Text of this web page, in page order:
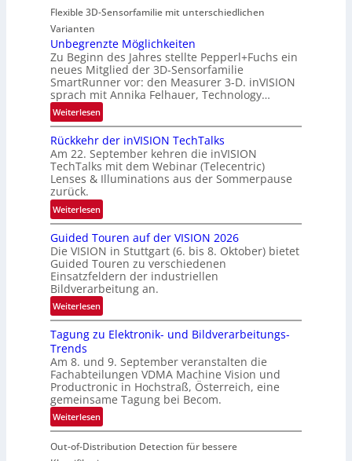
u
n
d
e
s
‘
Flexible 3D-Sensorfamilie mit unterschiedlichen
Varianten
Unbegrenzte Möglichkeiten
Zu Beginn des Jahres stellte Pepperl+Fuchs ein
neues Mitglied der 3D-Sensorfamilie
SmartRunner vor: den Measurer 3-D. inVISION
sprach mit Annika Felhauer, Technology…
Weiterlesen:
U
n
b
e
g
r
e
z
t
e
M
ö
g
l
c
h
k
e
i
Rückkehr der inVISION TechTalks
Am 22. September kehren die inVISION
TechTalks mit dem Webinar (Telecentric)
Lenses & Illuminations aus der Sommerpause
zurück.
Weiterlesen:
R
ü
c
k
k
e
h
d
e
r
i
n
V
I
S
Guided Touren auf der VISION 2026
Die VISION in Stuttgart (6. bis 8. Oktober) bietet
Guided Touren zu verschiedenen
Einsatzfeldern der industriellen
Bildverarbeitung an.
Weiterlesen:
G
u
d
e
d
T
o
Tagung zu Elektronik- und Bildverarbeitungs-
Trends
Am 8. und 9. September veranstalten die
Fachabteilungen VDMA Machine Vision und
Productronic in Hochstraß, Österreich, eine
gemeinsame Tagung bei Becom.
Weiterlesen:
T
a
Out-of-Distribution Detection für bessere